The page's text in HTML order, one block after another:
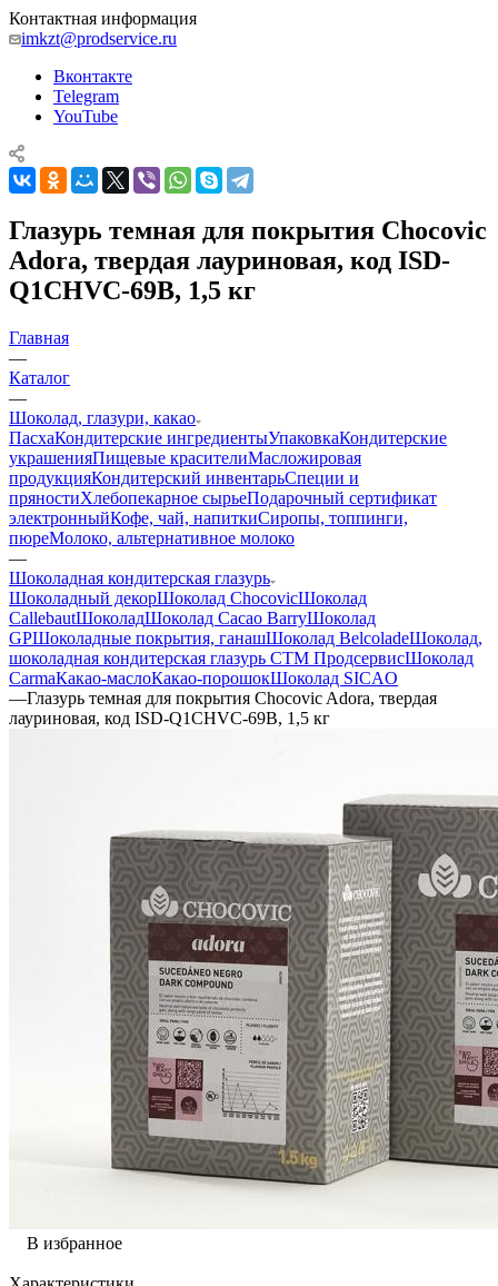
Контактная информация
imkzt@prodservice.ru
Вконтакте
Telegram
YouTube
Глазурь темная для покрытия Chocovic
Adora, твердая лауриновая, код ISD-
Q1CHVC-69B, 1,5 кг
Главная
—
Каталог
—
Шоколад, глазури, какао
ПасхаКондитерские ингредиентыУпаковкаКондитерские
украшенияПищевые красителиМасложировая
продукцияКондитерский инвентарьСпеции и
пряностиХлебопекарное сырьеПодарочный сертификат
электронныйКофе, чай, напиткиСиропы, топпинги,
пюреМолоко, альтернативное молоко
—
Шоколадная кондитерская глазурь
Шоколадный декорШоколад ChocovicШоколад
CallebautШоколадШоколад Cacao BarryШоколад
GPШоколадные покрытия, ганашШоколад BelcoladeШоколад,
шоколадная кондитерская глазурь СТМ ПродсервисШоколад
CarmaКакао-маслоКакао-порошокШоколад SICAO
—Глазурь темная для покрытия Chocovic Adora, твердая
лауриновая, код ISD-Q1CHVC-69B, 1,5 кг
В избранное